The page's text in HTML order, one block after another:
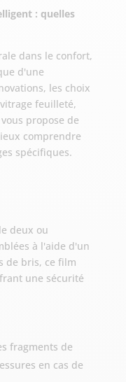
: quelles
dans le confort,
d'une
les choix
feuilleté,
propose de
comprendre
spécifiques.
deux ou
à l'aide d'un
de bris, ce film
une sécurité
fragments de
en cas de